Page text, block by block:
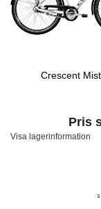
Crescent
Pris
Visa lagerinformation